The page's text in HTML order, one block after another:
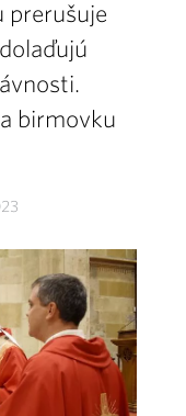
prerušuje
birmovku